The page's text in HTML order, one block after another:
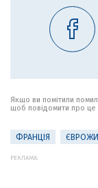
Якщо ви помітили
щоб повідомити про це
ФРАНЦІЯ
РЕКЛАМА: